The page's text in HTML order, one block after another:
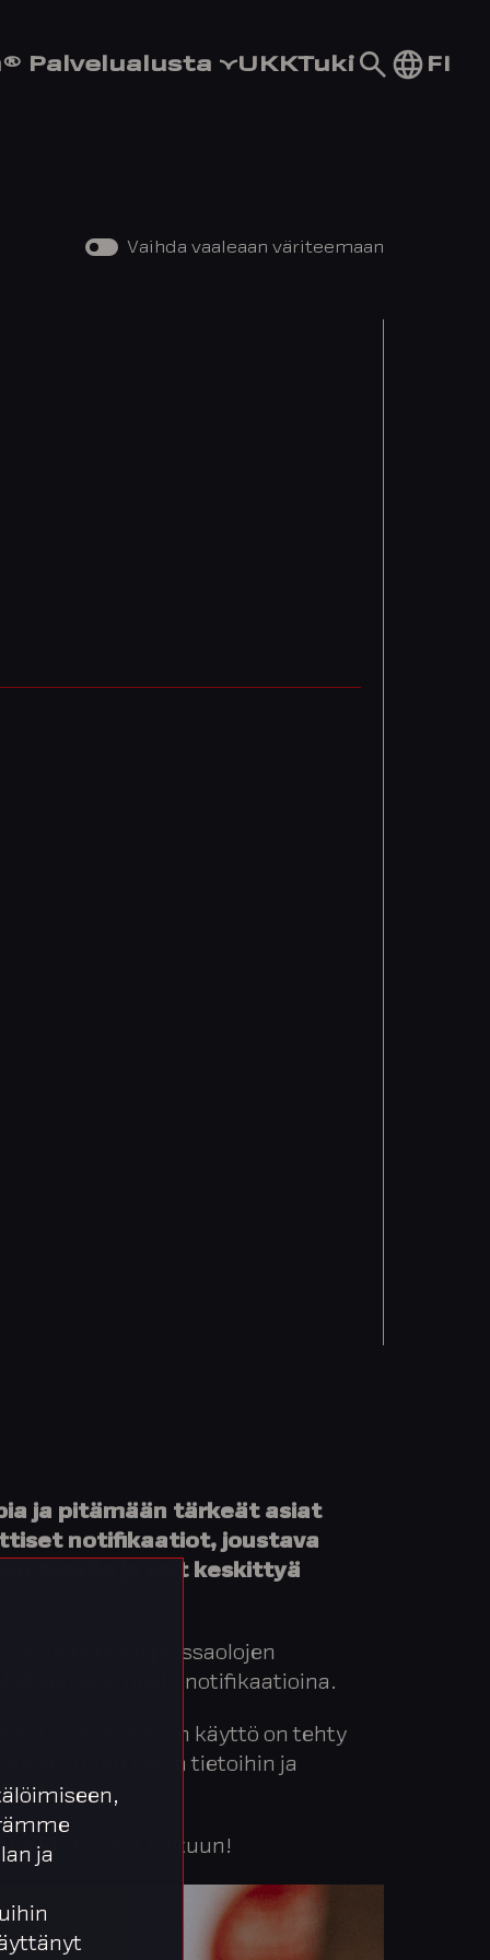
ja
Palvelualusta UKKTukiSiirry FI
Vaihda vaaleaan väriteemaan
ja pitämään tärkeät asiat
notifikaatiot, joustava
tasalla ja voit keskittyä
tai poissaolojen
push-notifikaatioina.
mobiiliversion käyttö on tehty
juuri niihin tietoihin ja
kaikki hyödyt haltuun!